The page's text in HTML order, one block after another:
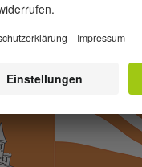
sich mit der
erzählen in
die sich ein